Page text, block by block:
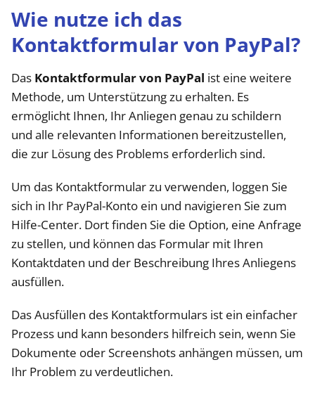
Wie nutze ich das
Kontaktformular von PayPal?
Das Kontaktformular von PayPal ist eine weitere
Methode, um Unterstützung zu erhalten. Es
ermöglicht Ihnen, Ihr Anliegen genau zu schildern
und alle relevanten Informationen bereitzustellen,
die zur Lösung des Problems erforderlich sind.
Um das Kontaktformular zu verwenden, loggen Sie
sich in Ihr PayPal-Konto ein und navigieren Sie zum
Hilfe-Center. Dort finden Sie die Option, eine Anfrage
zu stellen, und können das Formular mit Ihren
Kontaktdaten und der Beschreibung Ihres Anliegens
ausfüllen.
Das Ausfüllen des Kontaktformulars ist ein einfacher
Prozess und kann besonders hilfreich sein, wenn Sie
Dokumente oder Screenshots anhängen müssen, um
Ihr Problem zu verdeutlichen.